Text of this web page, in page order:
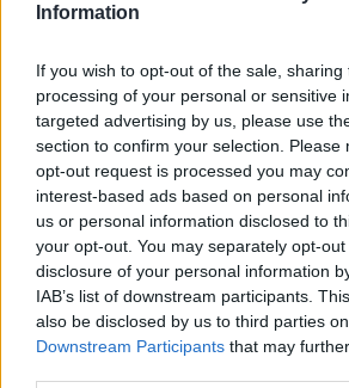
Information
If you wish to opt-out of the sale,
processing of your personal or sensitive
targeted advertising by us, please use
section to confirm your selection. Please
opt-out request is processed you may
interest-based ads based on personal
us or personal information disclosed to
your opt-out. You may separately opt-
disclosure of your personal information
IAB’s list of downstream participants.
also be disclosed by us to third parties
Downstream Participants that may
Terruggia
Regione:Piemonte